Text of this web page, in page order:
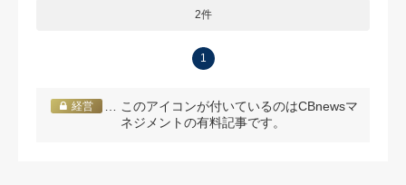
2件
1
経営
… このアイコンが付いているのはCBnewsマ
ネジメントの有料記事です。